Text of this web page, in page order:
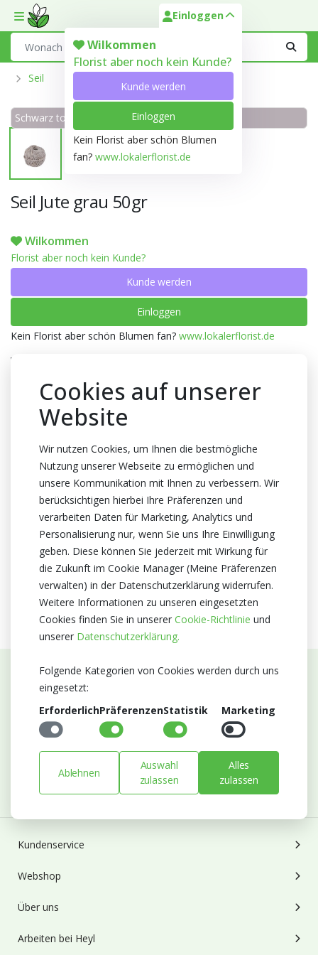
Toggle mobile menu
Einloggen
Wilkommen
Florist aber noch kein Kunde?
Kunde werden
Einloggen
Kein Florist aber schön Blumen
fan? www.lokalerflorist.de
Seil
Schwarz ton Grau N187D
Seil Jute grau 50gr
Wilkommen
Florist aber noch kein Kunde?
Kunde werden
Einloggen
Kein Florist aber schön Blumen fan? www.lokalerflorist.de
Verpackung
Anzahl pro Wanne
Abmessungen
10x10x10cm
Zertifikat
Kein Zertifikate
Abonnieren Sie unseren Newsletter
Bleiben Sie auf dem Laufenden mit Neuigkeiten und
Entwicklungen von Blumengroßhandel Heyl
Abonnieren
Kundenservice
Webshop
Über uns
Arbeiten bei Heyl
Cookies auf unserer
Website
Wir nutzen Cookies, um Ihnen die bestmögliche
Nutzung unserer Webseite zu ermöglichen und
unsere Kommunikation mit Ihnen zu verbessern. Wir
berücksichtigen hierbei Ihre Präferenzen und
verarbeiten Daten für Marketing, Analytics und
Personalisierung nur, wenn Sie uns Ihre Einwilligung
geben. Diese können Sie jederzeit mit Wirkung für
die Zukunft im Cookie Manager (Meine Präferenzen
verwalten) in der Datenschutzerklärung widerrufen.
Weitere Informationen zu unseren eingesetzten
Cookies finden Sie in unserer Cookie-Richtlinie und
unserer Datenschutzerklärung.
Folgende Kategorien von Cookies werden durch uns
eingesetzt:
ErforderlichPräferenzenStatistik Marketing
Ablehnen
Auswahl
zulassen
Alles
zulassen